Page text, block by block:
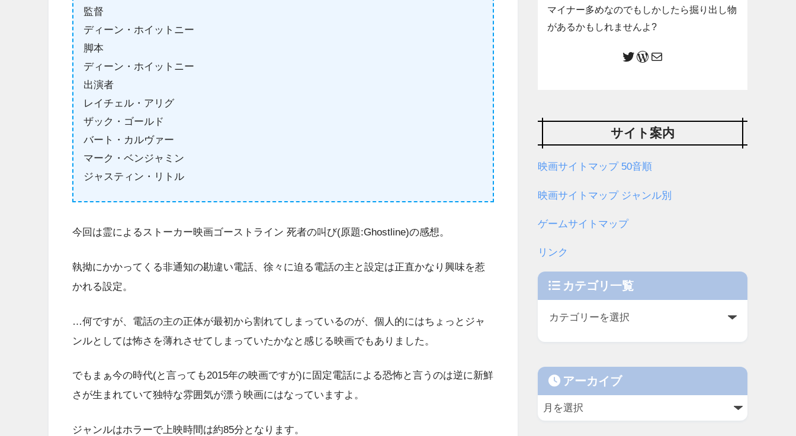
監督
ディーン・ホイットニー
脚本
ディーン・ホイットニー
出演者
レイチェル・アリグ
ザック・ゴールド
バート・カルヴァー
マーク・ベンジャミン
ジャスティン・リトル
今回は霊によるストーカー映画ゴーストライン 死者の叫び(原題:Ghostline)の感想。
執拗にかかってくる非通知の勘違い電話、徐々に迫る電話の主と設定は正直かなり興味を惹
かれる設定。
…何ですが、電話の主の正体が最初から割れてしまっているのが、個人的にはちょっとジャ
ンルとしては怖さを薄れさせてしまっていたかなと感じる映画でもありました。
でもまぁ今の時代(と言っても2015年の映画ですが)に固定電話による恐怖と言うのは逆に新鮮
さが生まれていて独特な雰囲気が漂う映画にはなっていますよ。
ジャンルはホラーで上映時間は約85分となります。
マイナー多めなのでもしかしたら掘り出し物
があるかもしれませんよ?
サイト案内
映画サイトマップ 50音順
映画サイトマップ ジャンル別
ゲームサイトマップ
リンク
カテゴリ一覧
アーカイブ